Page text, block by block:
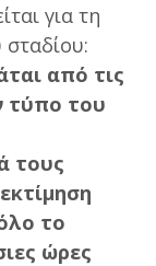
για τη
σταδίου:
από τις
τύπο του
τους
το
ώρες